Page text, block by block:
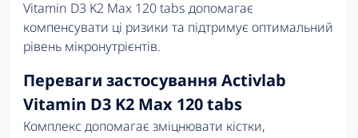
Vitamin D3 K2 Max 120 tabs допомагає
компенсувати ці ризики та підтримує оптимальний
рівень мікронутрієнтів.
Переваги застосування Activlab
Vitamin D3 K2 Max 120 tabs
Комплекс допомагає зміцнювати кістки,